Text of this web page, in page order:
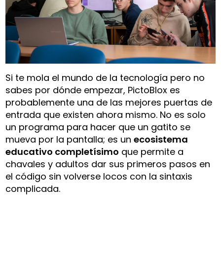
Si te mola el mundo de la tecnología pero no
sabes por dónde empezar, PictoBlox es
probablemente una de las mejores puertas de
entrada que existen ahora mismo. No es solo
un programa para hacer que un gatito se
mueva por la pantalla; es unecosistema
educativo completísimo que permite a
chavales y adultos dar sus primeros pasos en
el código sin volverse locos con la sintaxis
complicada.